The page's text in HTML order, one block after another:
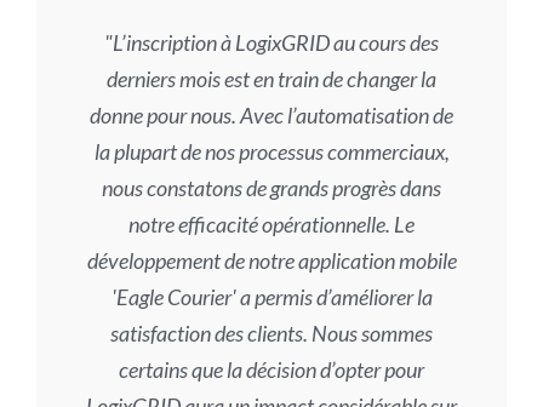
L’inscription à LogixGRID au cours des
derniers mois est en train de changer la
donne pour nous. Avec l’automatisation de
la plupart de nos processus commerciaux,
nous constatons de grands progrès dans
notre efficacité opérationnelle. Le
développement de notre application mobile
Eagle Couriera permis d’améliorer la
satisfaction des clients. Nous sommes
certains que la décision d’opter pour